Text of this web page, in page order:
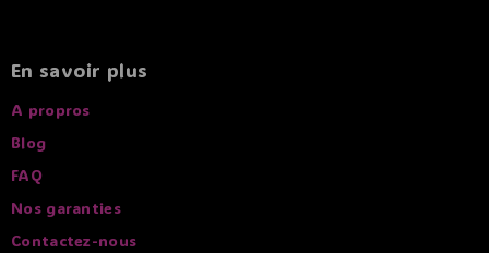
En savoir plus
A propros
Blog
FAQ
Nos garanties
Contactez-nous